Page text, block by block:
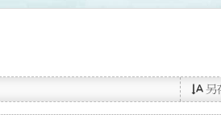
text_rotate_vertical 另